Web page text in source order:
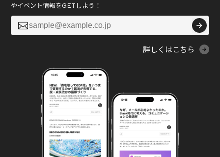
やイベント情報をGETしよう！

詳しくはこちら